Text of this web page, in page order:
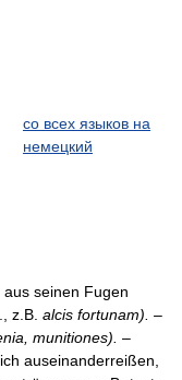
со всех языков на
немецкий
seinen Fugen
z.B. alcis fortunam). –
munitiones). –
auseinanderreißen,